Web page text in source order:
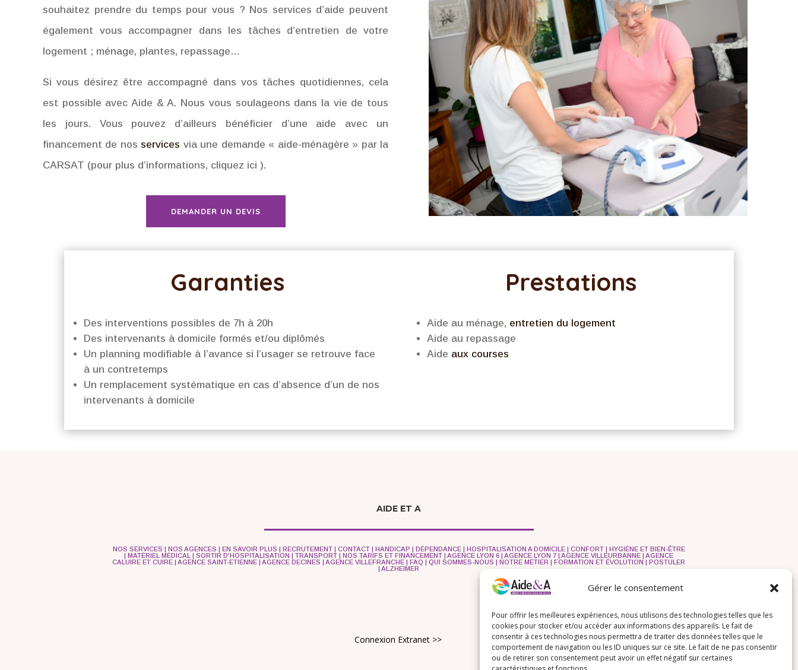
Gérer le consentement
Pour offrir les meilleures expériences, nous utilisons des technologies telles que les
cookies pour stocker et/ou accéder aux informations des appareils. Le fait de
consentir à ces technologies nous permettra de traiter des données telles que le
comportement de navigation ou les ID uniques sur ce site. Le fait de ne pas consentir
ou de retirer son consentement peut avoir un effet négatif sur certaines
souhaitez prendre du temps pour vous ? Nos services d’aide peuvent
également vous accompagner dans les tâches d’entretien de votre
logement ; ménage, plantes, repassage…
Si vous désirez être accompagné dans vos tâches quotidiennes, cela
est possible avec Aide & A. Nous vous soulageons dans la vie de tous
les jours. Vous pouvez d’ailleurs bénéficier d’une aide avec un
financement de nos services via une demande « aide-ménagère » par la
CARSAT (pour plus d’informations, cliquez ici ).
DEMANDER UN DEVIS
Garanties
Des interventions possibles de 7h à 20h
Des intervenants à domicile formés et/ou diplômés
Un planning modifiable à l’avance si l’usager se retrouve face
à un contretemps
Un remplacement systématique en cas d’absence d’un de nos
intervenants à domicile
Prestations
Aide au ménage, entretien du logement
Aide au repassage
Aide aux courses
AIDE ET A
NOS SERVICES NOS AGENCES EN SAVOIR PLUS RECRUTEMENT| CONTACT| HANDICAP DÉPENDANCE| HOSPITALISATION A DOMICILE| CONFORT|
HYGIÈNE ET BIEN-ÊTRE
MATÉRIEL MÉDICAL |SORTIR D'HOSPITALISATION |TRANSPORT NOS TARIFS ET FINANCEMENT |AGENCE LYON 6 |AGENCE LYON 7 |AGENCE VILLEURBANNE |AGENCE
CALUIRE ET CUIRE |AGENCE SAINT-ETIENNE |AGENCE DECINES |AGENCE VILLEFRANCHE FAQ |QUI SOMMES-NOUS NOTRE MÉTIER FORMATION ET ÉVOLUTION
POSTULER
|ALZHEIMER
Connexion Extranet >>